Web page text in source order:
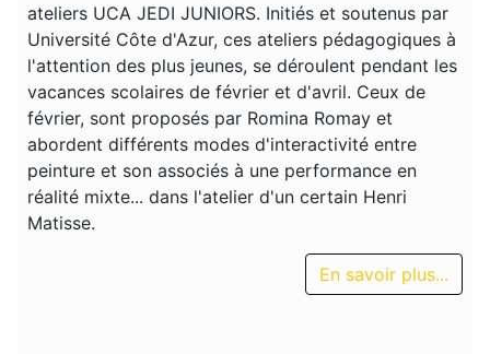
ateliers UCA JEDI JUNIORS. Initiés et soutenus par
Université Côte d'Azur, ces ateliers pédagogiques à
l'attention des plus jeunes, se déroulent pendant les
vacances scolaires de février et d'avril. Ceux de
février, sont proposés par Romina Romay et
abordent différents modes d'interactivité entre
peinture et son associés à une performance en
réalité mixte... dans l'atelier d'un certain Henri
Matisse.
En savoir plus...